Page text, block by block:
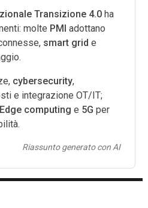
Transizione 4.0 ha
molte PMI adottano
smart grid e
cybersecurity,
e integrazione OT/IT;
Edge computing e 5G per
Riassunto generato con AI